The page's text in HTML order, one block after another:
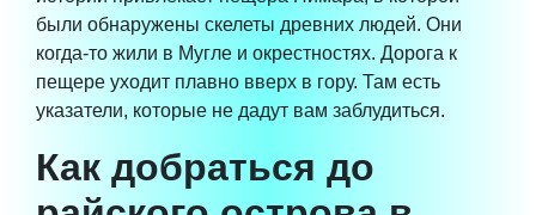
были обнаружены скелеты древних людей. Они
когда-то жили в Мугле и окрестностях. Дорога к
пещере уходит плавно вверх в гору. Там есть
указатели, которые не дадут вам заблудиться.
Как добраться до